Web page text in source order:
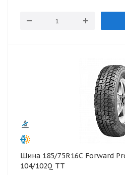
Шина 185/75R16С Forward
104/102Q TT